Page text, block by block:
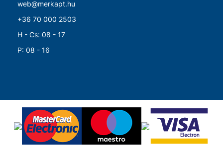
web@merkapt.hu
+36 70 000 2503
H - Cs: 08 - 17
P: 08 - 16